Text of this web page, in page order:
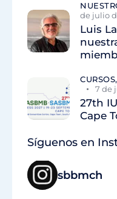
de julio
Luis
7 de
27th
Cape
Síguenos en
sbbmch